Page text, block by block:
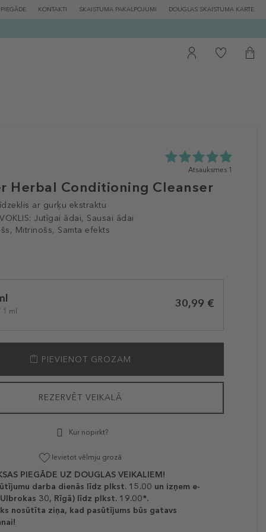
PIEGĀDE KONTAKTI SKAISTUMA PAKALPOJUMI DOUGLAS SKAISTUMA KARTE
Herbal Conditioning Cleanser
ar gurķu ekstraktu
Jutīgai ādai, Sausai ādai
Mitrinošs, Samta efekts
5.0
no
Atsauksmes 1
1 ml
30,99 €
PIEVIENOT GROZAM
REZERVĒT VEIKALĀ
Kur nopirkt?
Ievietot vēlmju grozā
PIEGĀDE UZ DOUGLAS VEIKALIEM!
darba dienās līdz plkst. 15.00 un izņem e-
30, Rīgā) līdz plkst. 19.00*.
nosūtīta ziņa, kad pasūtījums būs gatavs